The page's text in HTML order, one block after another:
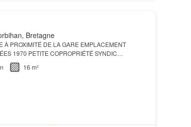
Bretagne
À PROXIMITÉ DE LA GARE EMPLACEMENT
1970 PETITE COPROPRIÉTÉ SYNDIC
COPROPRIÉTÉ CHAUFFAGE CUISINE
PEINTURES VENDU VIA…
16 m²